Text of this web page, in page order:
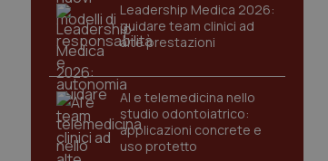
Leadership Medica 2026:
guidare team clinici ad
alte prestazioni
AI e telemedicina nello
studio odontoiatrico:
applicazioni concrete e
uso protetto